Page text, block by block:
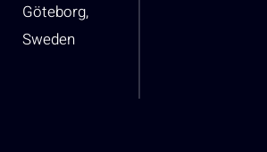
Göteborg,
Sweden